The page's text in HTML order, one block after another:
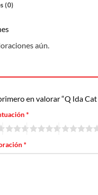
(0)
aún.
en valorar “Q Ida Cat
*
*